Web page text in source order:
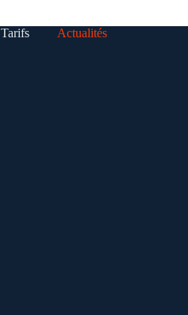
Tarifs
Actualités